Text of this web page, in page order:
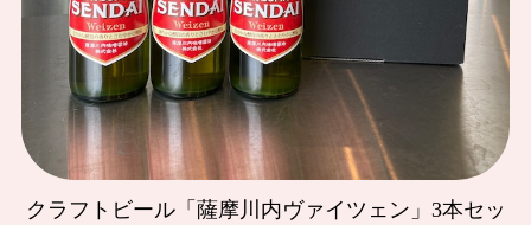
マルニ麦麹生みそ 3kg
2025/04/02
マルニ こいくち醤油「甘露」 1L
早い、対応ありがとうございます。 いつも、マルニ醤油楽し
クラフトビール「薩摩川内ヴァイツェン」3本セッ